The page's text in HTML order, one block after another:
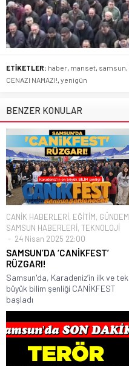
ETİKETLER: haber, manset, samsun,
CENAZI NAMAZI!, yenigün
BENZER KONULAR
CANİK HABERLERİ, EĞİTİM, GÜNDEM
SAMSUN HABERLERİ, TEKNOLOJİ
24 Nisan 2025 22:00
SAMSUN’DA ‘CANİKFEST’
RÜZGARI!
Samsun'da, Karadeniz’in ilk ve tek
büyük bilim şenliği CANİKFEST
başladı